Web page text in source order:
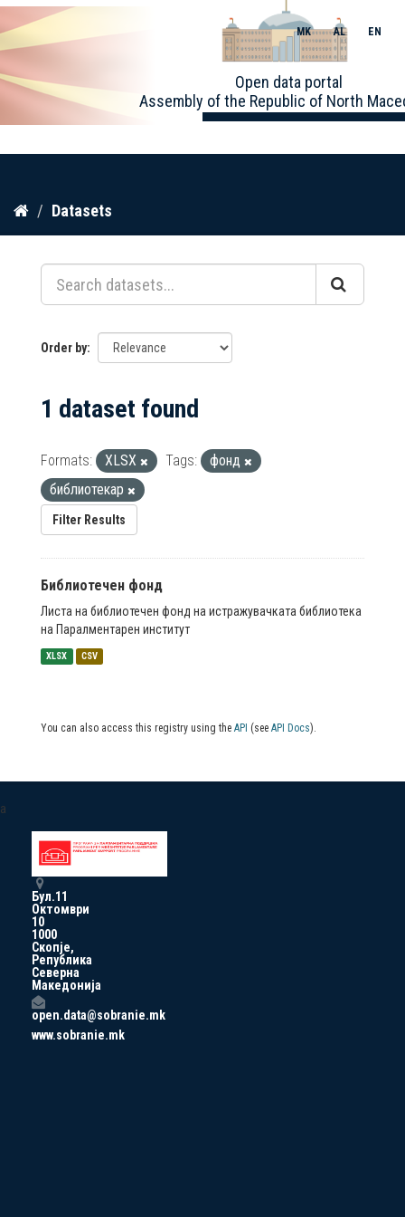
Skip
content
Open data portal
Assembly of the Republic of North
MK AL EN
Datasets
Order by
1 dataset found
Formats: XLSX Tags:
фонд
библиотекар
Filter Results
Библиотечен фонд
Листа на библиотечен фонд на истражувачката библиотека
на Паралментарен институт
XLSX CSV
You can also access this registry using the API (see API Docs).
a
Бул.11
Октомври
10
1000
Скопје,
Република
Северна
Македонија
open.data@sobranie.mk
www.sobranie.mk